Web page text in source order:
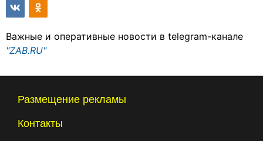
Важные и оперативные новости в telegram-канале
"ZAB.RU"
Размещение рекламы
Контакты